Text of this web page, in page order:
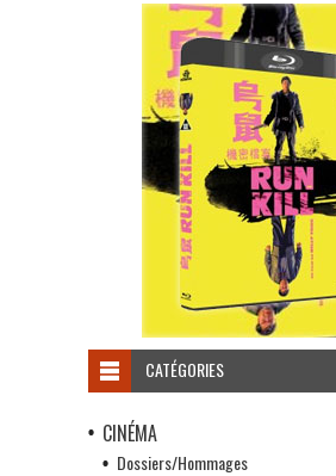
CATÉGORIES
CINÉMA
Dossiers/Hommages